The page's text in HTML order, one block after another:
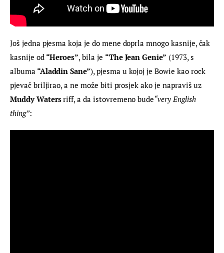
Još jedna pjesma koja je do mene doprla mnogo kasnije, čak
kasnije od “Heroes”, bila je “The Jean Genie” (1973, s
albuma “Aladdin Sane”), pjesma u kojoj je Bowie kao rock
pjevač briljirao, a ne može biti prosjek ako je napraviš uz
Muddy Waters riff, a da istovremeno bude“very English
thing”: